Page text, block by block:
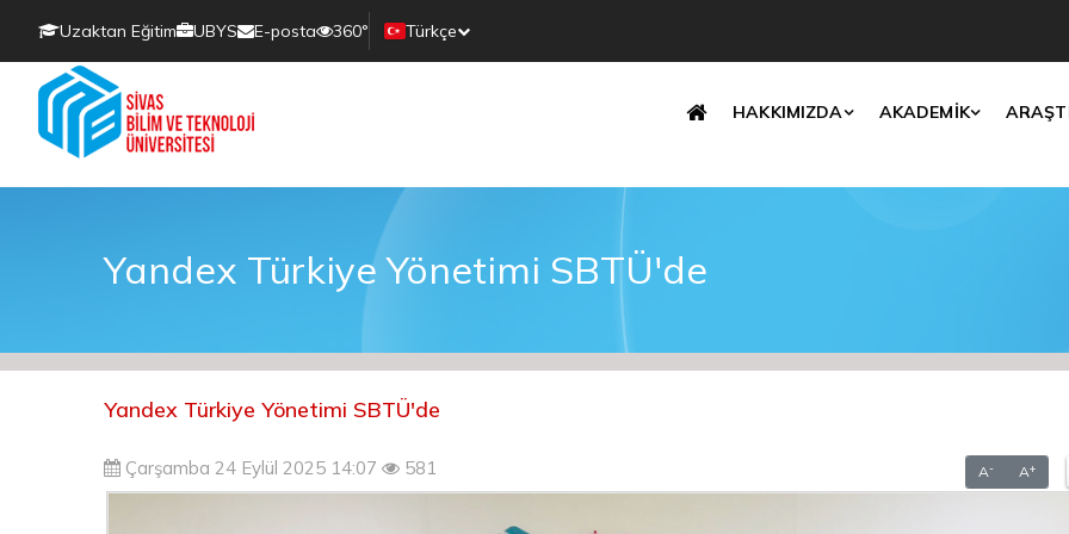
Uzaktan Eğitim UBYS E-posta 360°
Türkçe
Translate
HAKKIMIZDA AKADEMİK
Yandex Türkiye Yönetimi SBTÜ'de
Yandex Türkiye Yönetimi SBTÜ'de
Çarşamba 24 Eylül 2025 14:07 581 A- A+